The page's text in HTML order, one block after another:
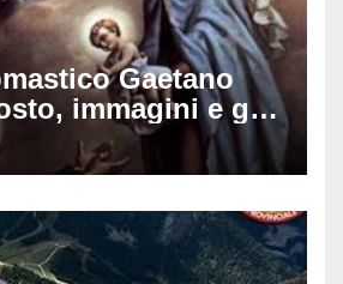
Gaetano
immagini e gif
condividere sui